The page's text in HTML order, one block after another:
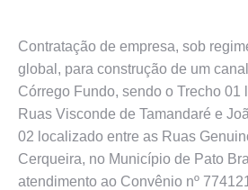
Contratação de empresa, sob
global, para construção de um
Córrego Fundo, sendo o Trecho 01
Ruas Visconde de Tamandaré e
02 localizado entre as Ruas
Cerqueira, no Município de Pato
atendimento ao Convênio nº